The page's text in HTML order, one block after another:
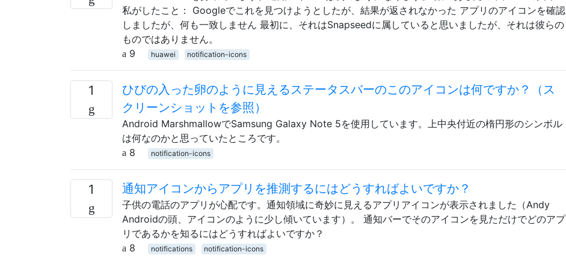
私がしたこと： Googleでこれを見つけようとしたが、結果が返されなかった アプリのアイコンを確認
しましたが、何も一致しません 最初に、それはSnapseedに属していると思いましたが、それは彼らの
ものではありません。
9
huawei notification-icons
1
ひびの入った卵のように見えるステータスバーのこのアイコンは何ですか？（ス
クリーンショットを参照）
Android MarshmallowでSamsung Galaxy Note 5を使用しています。上中央付近の楕円形のシンボル
は何なのかと思っていたところです。
8
notification-icons
1 通知アイコンからアプリを推測するにはどうすればよいですか？
子供の電話のアプリが心配です。通知領域に奇妙に見えるアプリアイコンが表示されました（Andy
Androidの頭、アイコンのように少し傾いています）。 通知バーでそのアイコンを見ただけでどのアプ
リであるかを知るにはどうすればよいですか？
8
notifications notification-icons